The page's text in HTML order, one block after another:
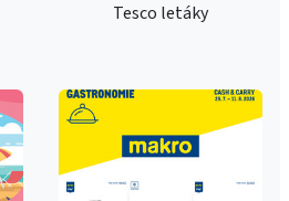
Tesco letáky